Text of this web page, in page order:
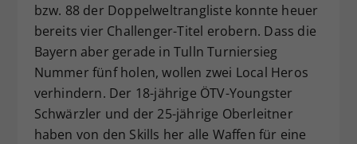
bzw. 88 der Doppelweltrangliste konnte heuer
bereits vier Challenger-Titel erobern. Dass die
Bayern aber gerade in Tulln Turniersieg
Nummer fünf holen, wollen zwei Local Heros
verhindern. Der 18-jährige ÖTV-Youngster
Schwärzler und der 25-jährige Oberleitner
haben von den Skills her alle Waffen für eine